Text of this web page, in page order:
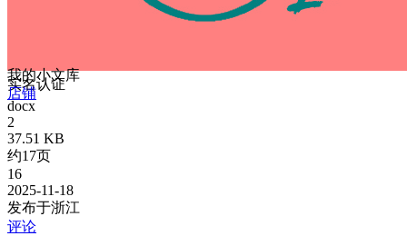
我的小文库
实名认证
店铺
docx
2
37.51 KB
约17页
16
2025-11-18
发布于浙江
评论